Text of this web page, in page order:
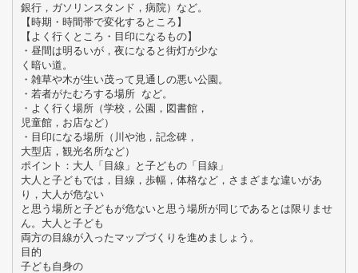
銀行，ガソリンスタンド，病院）など。
【時期・時間帯で変化するところ】
【よく行くところ・目印になるもの】
・昼間は明るいが，夜になると街灯が少な
く暗い道。
・雑草や木が生い茂って見通しの悪い公園。
・若者がたむろする場所 など。
・よく行く場所（学校，公園，図書館，
児童館，お店など）
・目印になる場所（川や池，記念碑，
大型店，観光名所など）
ポイント：大人「目線」と子どもの「目線」
大人と子どもでは，目線，歩幅，体格など，さまざまな違いがあ
り，大人が危ない
と思う場所と子どもが危ないと思う場所が同じであるとは限りませ
ん。大人と子ども
両方の目線が入ったマップづくりを進めましょう。
目的
子ども自身の